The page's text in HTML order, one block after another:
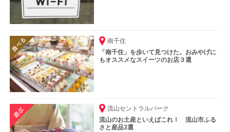
南千住
「南千住」を歩いて見つけた。おみやげに
もオススメなスイーツのお店３選
流山セントラルパーク
流山のお土産といえばこれ！ 流山市ふる
さと産品3選